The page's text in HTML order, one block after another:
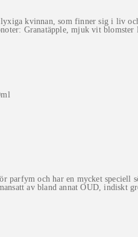
kvinnan, som finner sig i liv
Granatäpple, mjuk vit
parfym och har en mycket
av bland annat OUD, indiskt